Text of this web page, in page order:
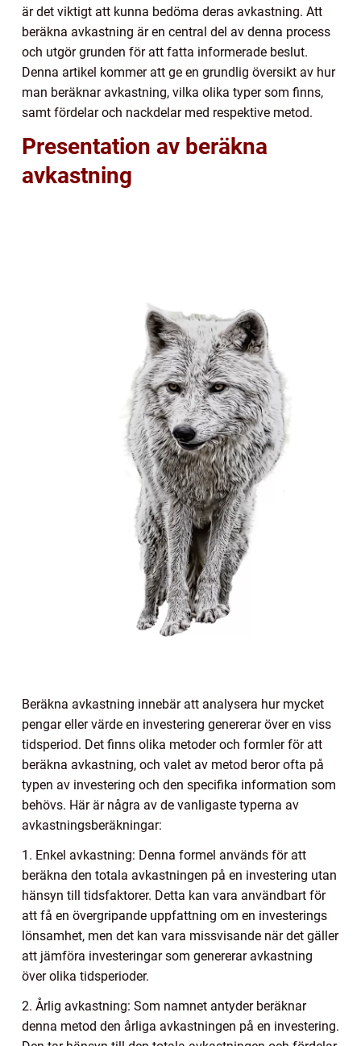
är det viktigt att kunna bedöma deras avkastning. Att
beräkna avkastning är en central del av denna process
och utgör grunden för att fatta informerade beslut.
Denna artikel kommer att ge en grundlig översikt av hur
man beräknar avkastning, vilka olika typer som finns,
samt fördelar och nackdelar med respektive metod.
Presentation av beräkna
avkastning
Beräkna avkastning innebär att analysera hur mycket
pengar eller värde en investering genererar över en viss
tidsperiod. Det finns olika metoder och formler för att
beräkna avkastning, och valet av metod beror ofta på
typen av investering och den specifika information som
behövs. Här är några av de vanligaste typerna av
avkastningsberäkningar:
1. Enkel avkastning: Denna formel används för att
beräkna den totala avkastningen på en investering utan
hänsyn till tidsfaktorer. Detta kan vara användbart för
att få en övergripande uppfattning om en investerings
lönsamhet, men det kan vara missvisande när det gäller
att jämföra investeringar som genererar avkastning
över olika tidsperioder.
2. Årlig avkastning: Som namnet antyder beräknar
denna metod den årliga avkastningen på en investering.